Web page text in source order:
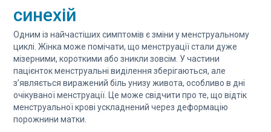
синехій
Одним із найчастіших симптомів є зміни у менструальному
циклі. Жінка може помічати, що менструації стали дуже
мізерними, короткими або зникли зовсім. У частини
пацієнток менструальні виділення зберігаються, але
з’являється виражений біль унизу живота, особливо в дні
очікуваної менструації. Це може свідчити про те, що відтік
менструальної крові ускладнений через деформацію
порожнини матки.